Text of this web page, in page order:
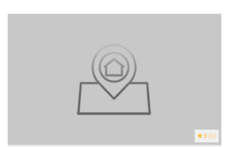
3 (6)